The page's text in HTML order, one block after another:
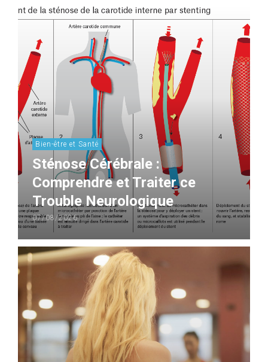
Bien-être et Santé
Sténose Cérébrale :
Comprendre et Traiter ce
Trouble Neurologique
07/08/2026